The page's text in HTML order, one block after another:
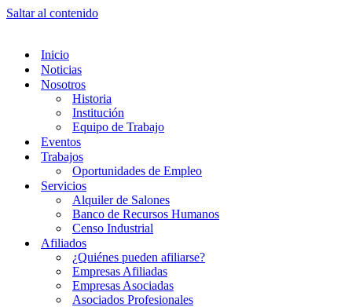
Saltar al contenido
Inicio
Noticias
Nosotros
Historia
Institución
Equipo de Trabajo
Eventos
Trabajos
Oportunidades de Empleo
Servicios
Alquiler de Salones
Banco de Recursos Humanos
Censo Industrial
Afiliados
¿Quiénes pueden afiliarse?
Empresas Afiliadas
Empresas Asociadas
Asociados Profesionales